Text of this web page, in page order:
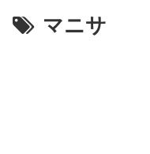
マニサ